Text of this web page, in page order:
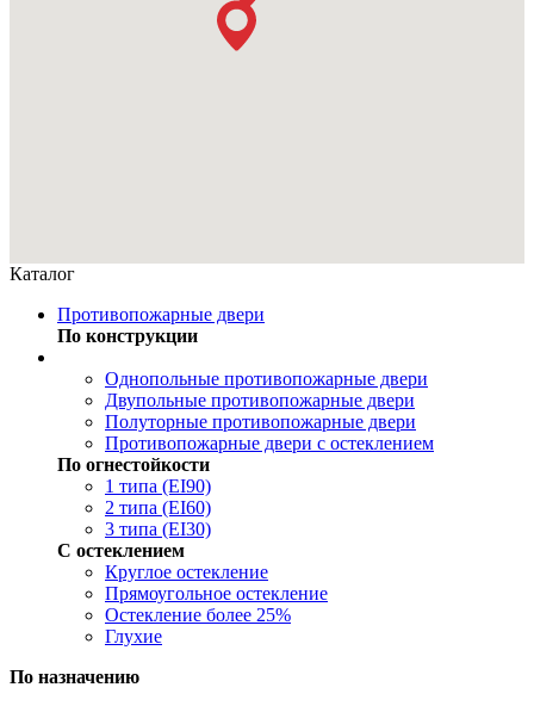
Каталог
Противопожарные двери
По конструкции
Однопольные противопожарные двери
Двупольные противопожарные двери
Полуторные противопожарные двери
Противопожарные двери с остеклением
По огнестойкости
1 типа (EI90)
2 типа (EI60)
3 типа (EI30)
С остеклением
Круглое остекление
Прямоугольное остекление
Остекление более 25%
Глухие
По назначению